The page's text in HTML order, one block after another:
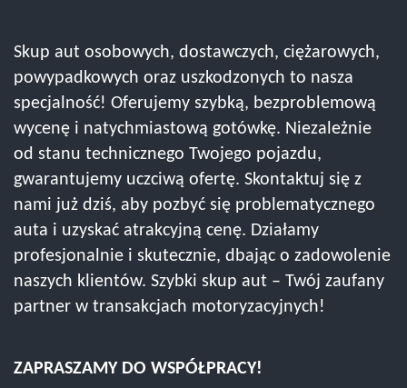
Skup aut osobowych, dostawczych, ciężarowych,
powypadkowych oraz uszkodzonych to nasza
specjalność! Oferujemy szybką, bezproblemową
wycenę i natychmiastową gotówkę. Niezależnie
od stanu technicznego Twojego pojazdu,
gwarantujemy uczciwą ofertę. Skontaktuj się z
nami już dziś, aby pozbyć się problematycznego
auta i uzyskać atrakcyjną cenę. Działamy
profesjonalnie i skutecznie, dbając o zadowolenie
naszych klientów. Szybki skup aut – Twój zaufany
partner w transakcjach motoryzacyjnych!
ZAPRASZAMY DO WSPÓŁPRACY!